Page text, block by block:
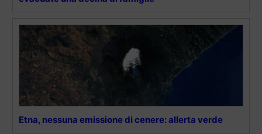
Etna, nessuna emissione di cenere: allerta verde